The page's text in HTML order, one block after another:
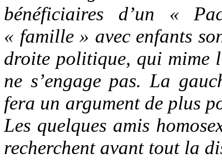
bénéficiaires d’un «
« famille » avec enfants
droite politique, qui mime
ne s’engage pas. La
fera un argument de plus
Les quelques amis
recherchent avant tout la